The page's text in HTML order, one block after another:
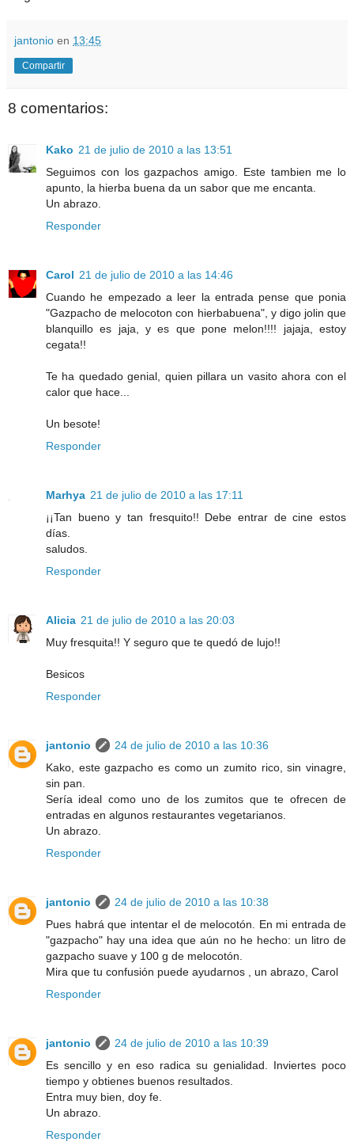
jantonio en 13:45
Compartir
8 comentarios:
Kako 21 de julio de 2010 a las 13:51
Seguimos con los gazpachos amigo. Este tambien me lo
apunto, la hierba buena da un sabor que me encanta.
Un abrazo.
Responder
Carol 21 de julio de 2010 a las 14:46
Cuando he empezado a leer la entrada pense que ponia
"Gazpacho de melocoton con hierbabuena", y digo jolin que
blanquillo es jaja, y es que pone melon!!!! jajaja, estoy
cegata!!
Te ha quedado genial, quien pillara un vasito ahora con el
calor que hace...
Un besote!
Responder
Marhya 21 de julio de 2010 a las 17:11
¡¡Tan bueno y tan fresquito!! Debe entrar de cine estos
días.
saludos.
Responder
Alicia 21 de julio de 2010 a las 20:03
Muy fresquita!! Y seguro que te quedó de lujo!!
Besicos
Responder
jantonio
24 de julio de 2010 a las 10:36
Kako, este gazpacho es como un zumito rico, sin vinagre,
sin pan.
Sería ideal como uno de los zumitos que te ofrecen de
entradas en algunos restaurantes vegetarianos.
Un abrazo.
Responder
jantonio
24 de julio de 2010 a las 10:38
Pues habrá que intentar el de melocotón. En mi entrada de
"gazpacho" hay una idea que aún no he hecho: un litro de
gazpacho suave y 100 g de melocotón.
Mira que tu confusión puede ayudarnos , un abrazo, Carol
Responder
jantonio
24 de julio de 2010 a las 10:39
Es sencillo y en eso radica su genialidad. Inviertes poco
tiempo y obtienes buenos resultados.
Entra muy bien, doy fe.
Un abrazo.
Responder